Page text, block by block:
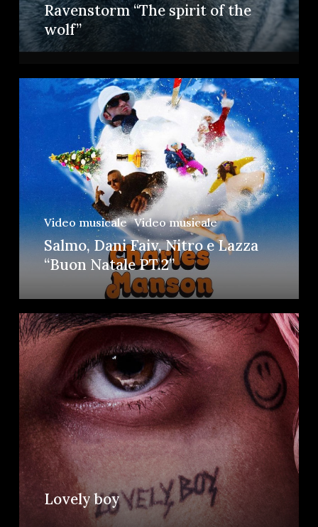
Ravenstorm “The spirit of the
wolf”
Video musicale Video musicale
Salmo, Dani Faiv, Nitro e Lazza
“Buon Natale PT.2”
Lovely boy